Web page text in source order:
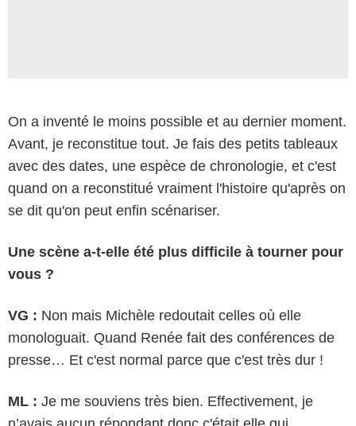
On a inventé le moins possible et au dernier moment.
Avant, je reconstitue tout. Je fais des petits tableaux
avec des dates, une espèce de chronologie, et c'est
quand on a reconstitué vraiment l'histoire qu'après on
se dit qu'on peut enfin scénariser.
Une scène a-t-elle été plus difficile à tourner pour
vous ?
VG : Non mais Michèle redoutait celles où elle
monologuait. Quand Renée fait des conférences de
presse… Et c'est normal parce que c'est très dur !
ML : Je me souviens très bien. Effectivement, je